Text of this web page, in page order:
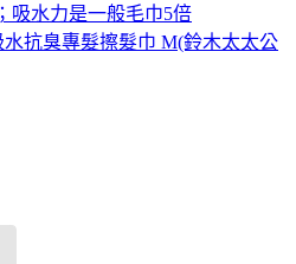
吸水力是一般毛巾5倍
水抗臭專髮擦髮巾 M(鈴木太太公